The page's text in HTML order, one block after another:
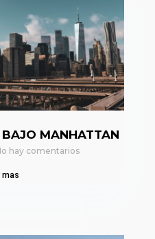
MANHATTAN
hay comentarios
mas